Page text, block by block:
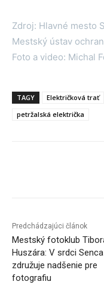
Zdroj: Hlavné mesto
Mestský ústav
Foto a video: Michal
TAGY Električková trať
petržalská električka
Predchádzajúci článok
Mestský fotoklub
Huszára: V srdci Senca
združuje nadšenie pre
fotografiu